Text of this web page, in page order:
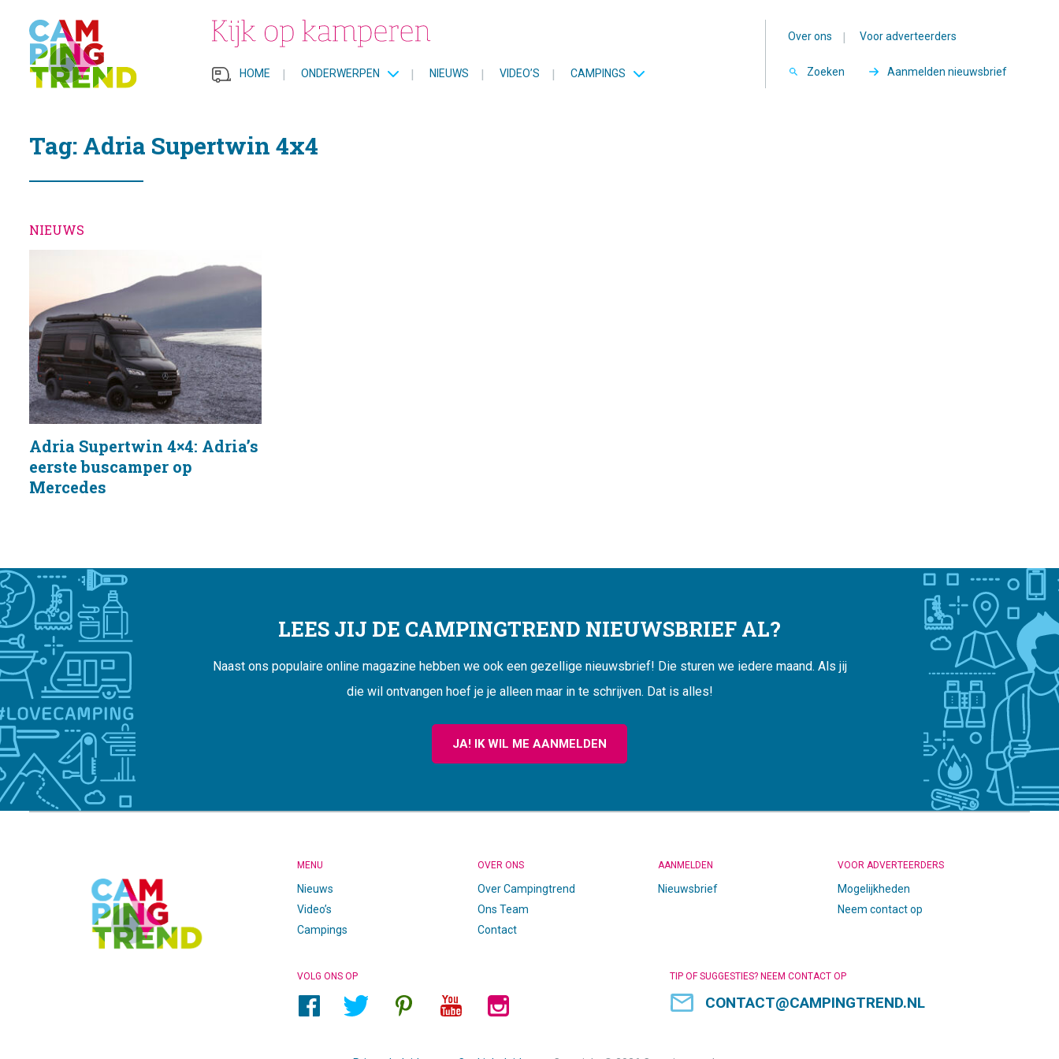
HOME | ONDERWERPEN | NIEUWS | VIDEO’S | CAMPINGS
Over ons | Voor adverteerders
Zoeken Aanmelden nieuwsbrief
Tag: Adria Supertwin 4x4
NIEUWS
Adria Supertwin 4×4: Adria’s
eerste buscamper op
Mercedes
LEES JIJ DE CAMPINGTREND NIEUWSBRIEF AL?
Naast ons populaire online magazine hebben we ook een gezellige nieuwsbrief! Die sturen we iedere maand. Als jij
die wil ontvangen hoef je je alleen maar in te schrijven. Dat is alles!
JA! IK WIL ME AANMELDEN
MENU
Nieuws
Video’s
Campings
OVER ONS
Over Campingtrend
Ons Team
Contact
AANMELDEN
Nieuwsbrief
VOOR ADVERTEERDERS
Mogelijkheden
Neem contact op
VOLG ONS OP TIP OF SUGGESTIES? NEEM CONTACT OP
CONTACT@CAMPINGTREND.NL